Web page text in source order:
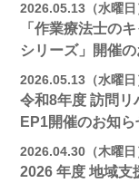
2026.05.13（水曜日
「作業療法士の
シリーズ」開催
2026.05.13（水曜日
令和8年度 訪問
EP1開催のお知ら
2026.04.30（木曜日
2026 年度 地域支